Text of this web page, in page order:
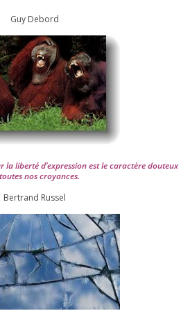
Guy Debord
liber­té d’expression est le carac­tère dou­teux
nos croyances.
Ber­trand Russel